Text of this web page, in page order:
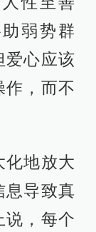
弱势群
爱心应该
作，而不
化地放大
息导致真
说，每个